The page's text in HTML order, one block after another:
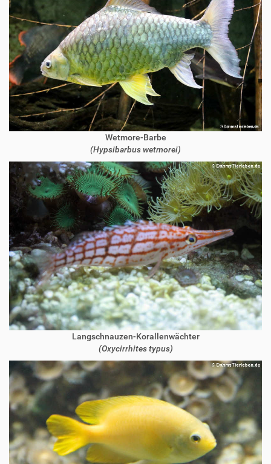
Wetmore-Barbe
(Hypsibarbus wetmorei)
Langschnauzen-Korallenwächter
(Oxycirrhites typus)